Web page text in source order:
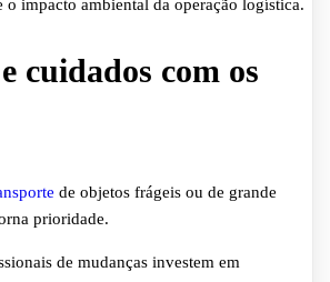
o impacto ambiental da operação logística.
cuidados com os
de objetos frágeis ou de grande
prioridade.
de mudanças investem em